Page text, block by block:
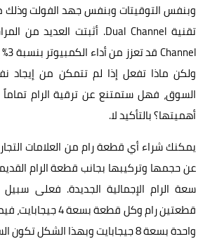
وبنفس التوقيتات وبنفس جهد الفولت وذلك
ولكن ماذا تفعل إذا لم تتمكن من
السوق، فهل ستمتنع عن ترقية الرام
أهميتها؟ بالتأكيد لا.
يمكنك شراء أي قطعة رام من العلامات
عن حجمها وتركيبها بجانب قطعة الرام
سعة الرام الإجمالية الجديدة. فعلى سبيل
قطعتين رام وكل قطعة